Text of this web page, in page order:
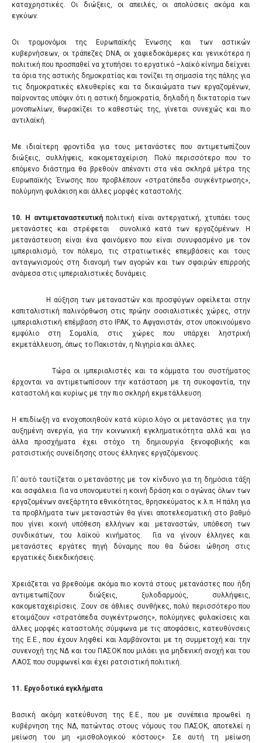
καταχρηστικές. Οι διώξεις, οι απειλές, οι απολύσεις ακόμα και
εγκύων.
Οι τρομονόμοι της Ευρωπαϊκής Ένωσης και των αστικών
κυβερνήσεων, οι τράπεζες DNA, οι χαφιεδοκάμερες και γενικότερα η
πολιτική που προσπαθεί να χτυπήσει το εργατικό –λαϊκό κίνημα δείχνει
τα όρια της αστικής δημοκρατίας και τονίζει τη σημασία της πάλης για
τις δημοκρατικές ελευθερίες και τα δικαιώματα των εργαζομένων,
παίρνοντας υπόψιν ότι η αστική δημοκρατία, δηλαδή η δικτατορία των
μονοπωλίων, θωρακίζει το καθεστώς της, γίνεται συνεχώς και πιο
αντιλαϊκή.
Με ιδιαίτερη φροντίδα για τους μετανάστες που αντιμετωπίζουν
διώξεις, συλλήψεις, κακομεταχείριση. Πολύ περισσότερο που το
επόμενο διάστημα θα βρεθούν απέναντι στα νέα σκληρά μέτρα της
Ευρωπαϊκής Ένωσης που προβλέπουν «στρατόπεδα συγκέντρωσης»,
πολύμηνη φυλάκιση και άλλες μορφές καταστολής.
10. Η αντιμεταναστευτικήπολιτική είναι αντεργατική, χτυπάει τους
μετανάστες και στρέφεται συνολικά κατά των εργαζόμένων. Η
μετανάστευση είναι ένα φαινόμενο που είναι συνυφασμένο με τον
ιμπεριαλισμό, τον πόλεμο, τις στρατιωτικές επεμβάσεις και τους
ανταγωνισμούς στη διανομή των αγορών και των σφαιρών επιρροής
ανάμεσα στις ιμπεριαλιστικές δυνάμεις.
Η αύξηση των μεταναστών και προσφύγων οφείλεται στην
καπιταλιστική παλινόρθωση στις πρώην σοσιαλιστικές χώρες, στην
ιμπεριαλιστική επέμβαση στο ΙΡΑΚ, το Αφγανιστάν, στον υποκινούμενο
εμφύλιο στη Σομαλία, στις χώρες που υπάρχει ληστρική
εκμετάλλευση, όπως το Πακιστάν, η Νιγηρία και άλλες.
Τώρα οι ιμπεριαλιστές και τα κόμματα του συστήματος
έρχονται να αντιμετωπίσουν την κατάσταση με τη συκοφαντία, την
καταστολή και κυρίως με την πιο σκληρή εκμετάλλευση.
Η επιδίωξη να ενοχοποιηθούν κατά κύριο λόγο οι μετανάστες για την
αυξημένη ανεργία, για την κοινωνική εγκληματικότητα αλλά και για
άλλα προσχήματα έχει στόχο τη δημιουργία ξενοφοβικής και
ρατσιστικής συνείδησης στους έλληνες εργαζόμενους.
Γι’ αυτό ταυτίζεται ο μετανάστης με τον κίνδυνο για τη δημόσια τάξη
και ασφάλεια. Για να υπονομευτεί η κοινή δράση και ο αγώνας όλων των
εργαζομένων ανεξάρτητα εθνικότητας, θρησκεύματος κ.λ.π. Η πάλη για
τα προβλήματα των μεταναστών θα γίνει αποτελεσματική στο βαθμό
που γίνει κοινή υπόθεση ελλήνων και μεταναστών, υπόθεση των
συνδικάτων, του λαϊκού κινήματος. Για να γίνουν έλληνες και
μετανάστες εργάτες πηγή δύναμης που θα δώσει ώθηση στις
εργατικές διεκδικήσεις.
Χρειάζεται να βρεθούμε ακόμα πιο κοντά στους μετανάστες που ήδη
αντιμετωπίζουν διώξεις, ξυλοδαρμούς, συλλήψεις,
κακομεταχειρίσεις. Ζουν σε άθλιες συνθήκες, πολύ περισσότερο που
ετοιμάζουν «στρατόπεδα συγκέντρωσης», πολύμηνες φυλακίσεις και
άλλες μορφές καταστολής σύμφωνα με τις αποφάσεις, κατευθύνσεις
της Ε.Ε., που έχουν ληφθεί και λαμβάνονται με τη συμμετοχή και την
συνενοχή της ΝΔ και του ΠΑΣΟΚ που μιλάει για μηδενική ανοχή και του
ΛΑΟΣ που συμφωνεί και έχει ρατσιστική πολιτική.
11 . Εργοδοτικά εγκλήματα
Βασική ακόμη κατεύθυνση της Ε.Ε., που με συνέπεια προωθεί η
κυβέρνηση της ΝΔ, πατώντας στους νόμους του ΠΑΣΟΚ, αποτελεί η
μείωση του μη «μισθολογικού κόστους». Σε αυτή τη μείωση